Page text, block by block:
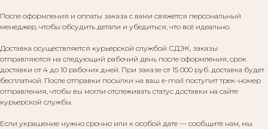
После оформления и оплаты заказа с вами свяжется персональный
менеджер, чтобы обсудить детали и убедиться, что всё идеально.
Доставка осуществляется курьерской службой СДЭК, заказы
отправляются на следующий рабочий день после оформления, срок
доставки от 4 до 10 рабочих дней. При заказе от 15 000 руб. доставка будет
бесплатной. После отправки посылки на ваш e-mail поступит трек-номер
отправления, чтобы вы могли отслеживать статус доставки на сайте
курьерской службы.
Если украшение нужно срочно или к особой дате — сообщите нам, мы